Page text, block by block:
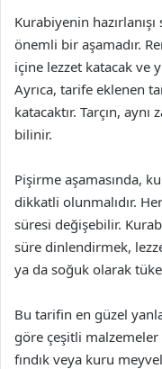
Kurabiyenin
önemli bir aşamadır.
içine lezzet katacak ve
Ayrıca, tarife eklenen
katacaktır. Tarçın,
bilinir.
Pişirme aşamasında,
dikkatli olunmalıdır.
süresi değişebilir.
süre dinlendirmek,
ya da soğuk olarak
Bu tarifin en güzel
göre çeşitli
fındık veya kuru